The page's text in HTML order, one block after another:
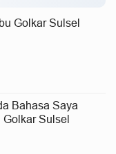
Golkar Sulsel
Bahasa Saya
Sulsel